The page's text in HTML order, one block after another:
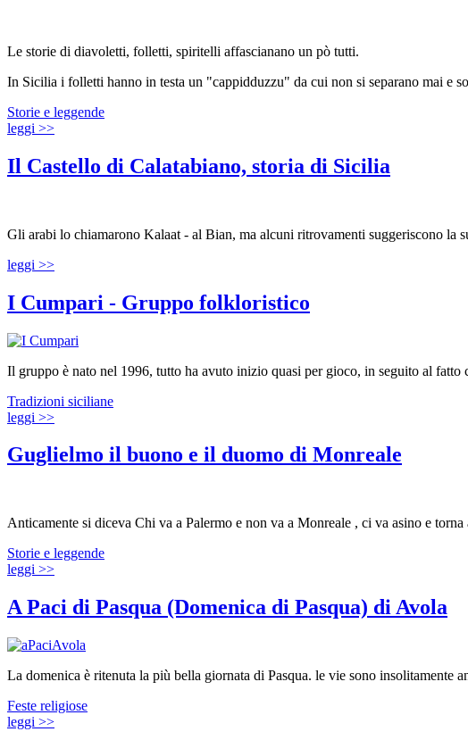
Le storie di diavoletti, folletti, spiritelli affascianano un pò tutti.
In Sicilia i folletti hanno in testa un "cappidduzzu" da cui non si separano mai e
Storie e leggende
leggi >>
Il Castello di Calatabiano, storia di Sicilia
Gli arabi lo chiamarono Kalaat - al Bian, ma alcuni ritrovamenti suggeriscono la
leggi >>
I Cumpari - Gruppo folkloristico
Il gruppo è nato nel 1996, tutto ha avuto inizio quasi per gioco, in seguito al
Tradizioni siciliane
leggi >>
Guglielmo il buono e il duomo di Monreale
Anticamente si diceva Chi va a Palermo e non va a Monreale , ci va asino e torna
Storie e leggende
leggi >>
A Paci di Pasqua (Domenica di Pasqua) di Avola
La domenica è ritenuta la più bella giornata di Pasqua. le vie sono insolitamente
Feste religiose
leggi >>